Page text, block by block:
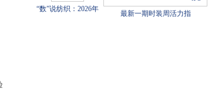
“数”说纺织：2026年
最新一期时装周活力指